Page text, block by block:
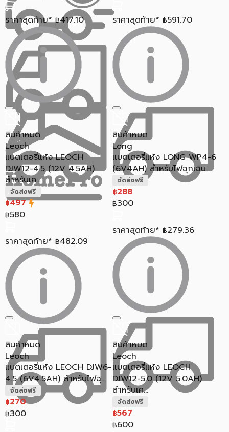
ราคาสุดท้าย* ฿417.10 ราคาสุดท้าย* ฿591.70
สินค้าหมด
Leoch
แบตเตอรี่แห้ง LEOCH
DJW12-4.5 (12V 4.5AH)
สำหรับเค...
จัดส่งฟรี
฿497
฿580
ราคาสุดท้าย* ฿482.09
สินค้าหมด
Long
แบตเตอรี่แห้ง LONG WP4-6
(6V4AH) สำหรับไฟฉุกเฉิน
จัดส่งฟรี
฿288
฿300
ราคาสุดท้าย* ฿279.36
สินค้าหมด
Leoch
แบตเตอรี่แห้ง LEOCH DJW6-
4.5 (6V4.5AH) สำหรับไฟฉุ...
จัดส่งฟรี
฿270
฿300
สินค้าหมด
Leoch
แบตเตอรี่แห้ง LEOCH
DJW12-5.0 (12V 5.0AH)
สำหรับเค...
จัดส่งฟรี
฿567
฿600